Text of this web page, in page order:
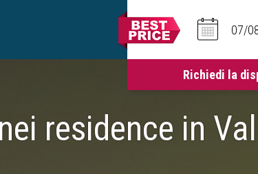
residence in Val